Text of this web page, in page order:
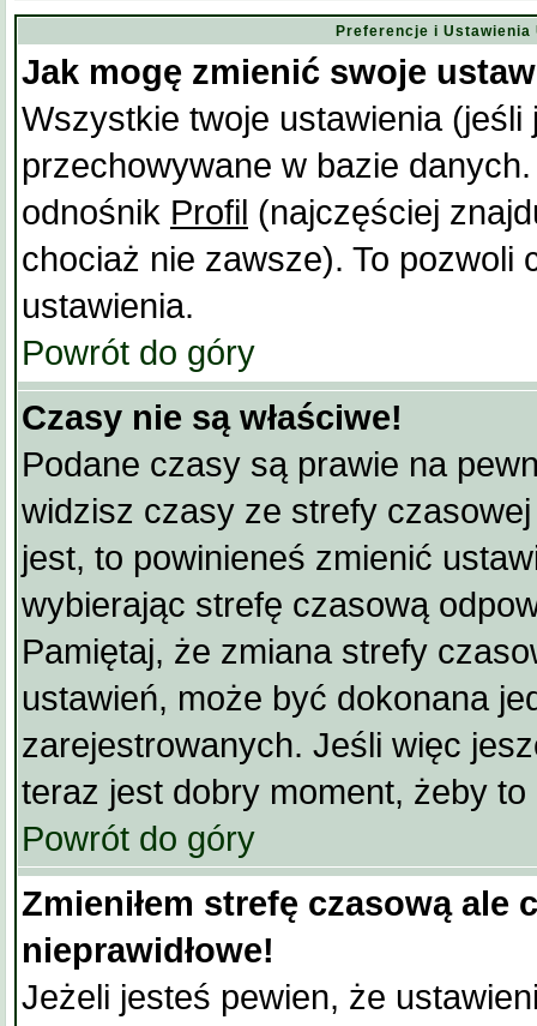
Preferencje i Ustawienia
Jak mogę zmienić swoje
Wszystkie twoje ustawienia
przechowywane w bazie
odnośnik Profil (najczęściej
chociaż nie zawsze). To pozwoli
ustawienia.
Powrót do góry
Czasy nie są właściwe!
Podane czasy są prawie na
widzisz czasy ze strefy
jest, to powinieneś zmienić
wybierając strefę czasową
Pamiętaj, że zmiana strefy
ustawień, może być dokonana
zarejestrowanych. Jeśli więc
teraz jest dobry moment, żeby to
Powrót do góry
Zmieniłem strefę czasową ale
nieprawidłowe!
Jeżeli jesteś pewien, że